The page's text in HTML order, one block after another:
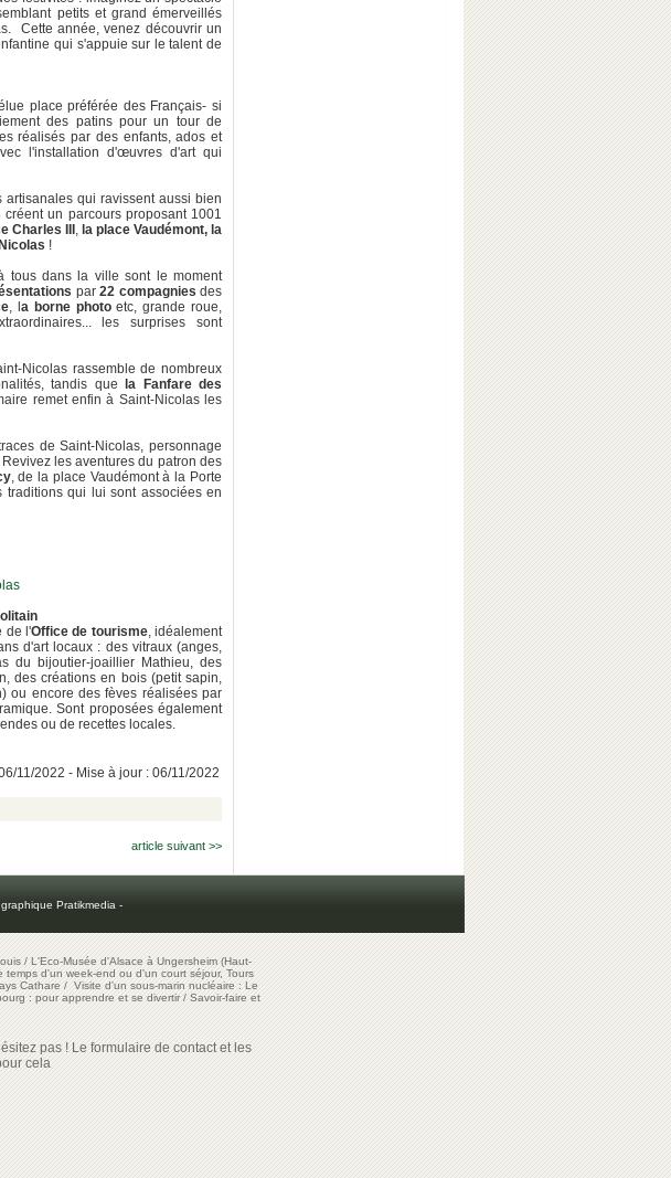
petits et grand émerveillés
Cette année, venez découvrir un
qui s'appuie sur le talent de
place préférée des Français- si
des patins pour un tour de
réalisés par des enfants, ados et
l'installation d'œuvres d'art qui
qui ravissent aussi bien
créent un parcours proposant 1001
Charles III , la place Vaudémont, la
!
tous dans la ville sont le moment
par22 compagnies des
, l a borne photoetc, grande roue,
les surprises sont
Nicolas rassemble de nombreux
tandis que
la Fanfare des
remet enfin à Saint-Nicolas les
de Saint-Nicolas, personnage
les aventures du patron des
, de la place Vaudémont à la Porte
qui lui sont associées en
de l'Office de tourisme, idéalement
d'art locaux : des vitraux (anges,
du bijoutier-joaillier Mathieu, des
des créations en bois (petit sapin,
ou encore des fèves réalisées par
Sont proposées également
ou de recettes locales.
11/2022 - Mise à jour : 06/11/2022
article suivant >>
Pratikmedia -
/L'Eco-Musée d'Alsace à Ungersheim (Haut-
temps d'un week-end ou d'un court séjour, Tours
Cathare/Visite d'un sous-marin nucléaire : Le
: pour apprendre et se divertir/Savoir-faire et
pas ! Le formulaire de contact et les
cela